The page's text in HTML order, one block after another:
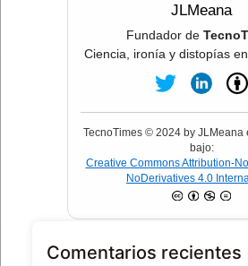
JLMeana
Fundador de
Ciencia, ironía y distopías
TecnoTimes © 2024 by
bajo:
Creative Commons Attribution-
NoDerivatives 4.0
Comentarios recientes